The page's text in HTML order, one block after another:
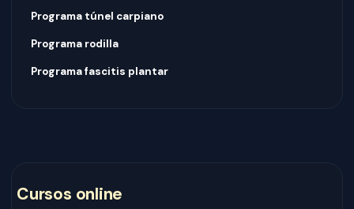
Programa túnel carpiano
Programa rodilla
Programa fascitis plantar
Cursos online